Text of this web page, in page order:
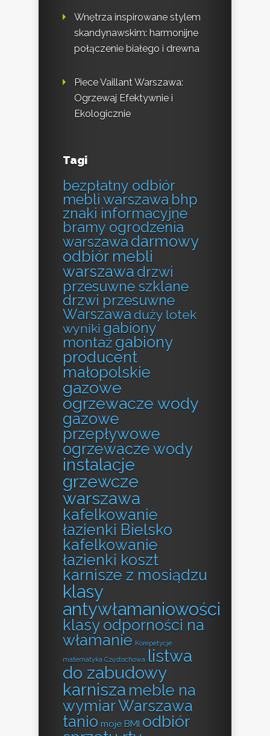
Wnętrza inspirowane stylem
skandynawskim: harmonijne
połączenie białego i drewna
Piece Vaillant Warszawa:
Ogrzewaj Efektywnie i
Ekologicznie
Tagi
bezpłatny odbiór
mebli warszawa bhp
znaki informacyjne
bramy ogrodzenia
warszawa darmowy
odbiór mebli
warszawa drzwi
przesuwne szklane
drzwi przesuwne
Warszawa duży lotek
wyniki gabiony
montaż gabiony
producent
małopolskie
gazowe
ogrzewacze wody
gazowe
przepływowe
ogrzewacze wody
instalacje
grzewcze
warszawa
kafelkowanie
łazienki Bielsko
kafelkowanie
łazienki koszt
karnisze z mosiądzu
klasy
antywłamaniowości
klasy odporności na
włamanie Korepetycje
matematyka Częstochowa listwa
do zabudowy
karnisza meble na
wymiar Warszawa
tanio moje BMI odbiór